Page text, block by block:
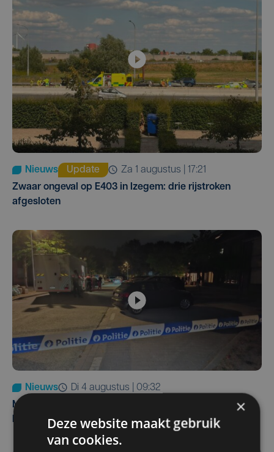
Nieuws Update
za 1 augustus | 17:21
Zwaar ongeval op E403 in Izegem: drie rijstroken
afgesloten
Nieuws
di 4 augustus | 09:32
Man en vrouw dood aangetroffen in woning in Sint-
Pieters Brugge
×
Deze website maakt gebruik
van cookies.